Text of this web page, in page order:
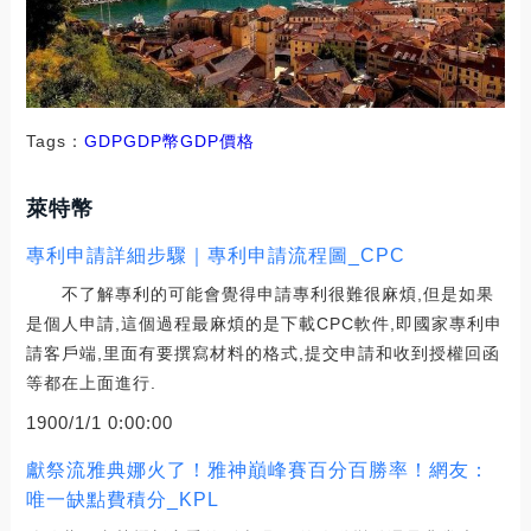
Tags： GDPGDP幣GDP價格
萊特幣
專利申請詳細步驟｜專利申請流程圖_CPC
不了解專利的可能會覺得申請專利很難很麻煩,但是如果
是個人申請,這個過程最麻煩的是下載CPC軟件,即國家專利申
請客戶端,里面有要撰寫材料的格式,提交申請和收到授權回函
等都在上面進行.
1900/1/1 0:00:00
獻祭流雅典娜火了！雅神巔峰賽百分百勝率！網友：
唯一缺點費積分_KPL